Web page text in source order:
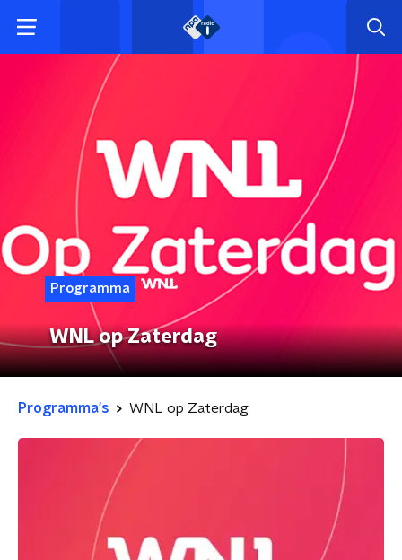
Programma
WNL op Zaterdag
Programma's WNL op Zaterdag